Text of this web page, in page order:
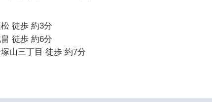
徒歩 約3分
徒歩 約6分
山三丁目 徒歩 約7分